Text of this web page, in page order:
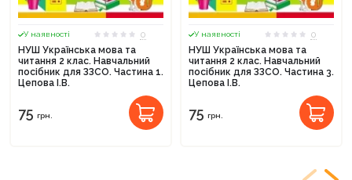
У наявності
0
НУШ Українська мова та
читання 2 клас. Навчальний
посібник для ЗЗСО. Частина 1.
Цепова І.В.
75 грн.
У наявності
0
НУШ Українська мова та
читання 2 клас. Навчальний
посібник для ЗЗСО. Частина 3.
Цепова І.В.
75 грн.